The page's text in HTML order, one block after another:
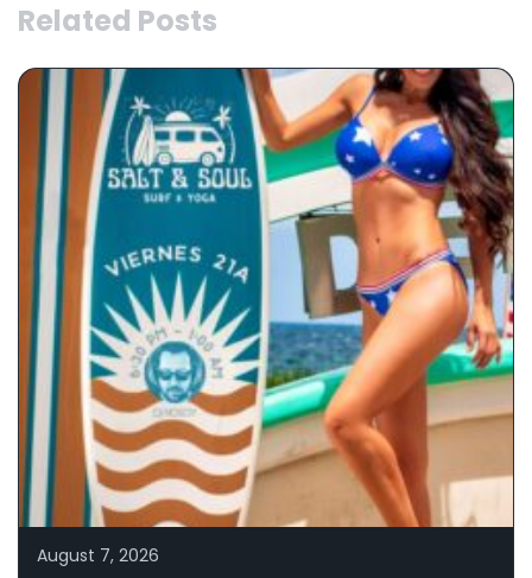
Related Posts
August 7, 2026